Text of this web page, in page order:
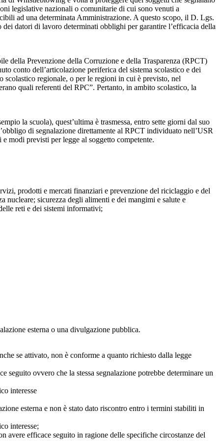
legislative nazionali o comunitarie di cui sono venuti a
ad una determinata Amministrazione. A questo scopo, il D. Lgs.
dei datori di lavoro determinati obblighi per garantire l’efficacia della
della Prevenzione della Corruzione e della Trasparenza (RPCT)
conto dell’articolazione periferica del sistema scolastico e dei
regionale, o per le regioni in cui è previsto, nel
quali referenti del RPC”. Pertanto, in ambito scolastico, la
la scuola), quest’ultima è trasmessa, entro sette giorni dal suo
di segnalazione direttamente al RPCT individuato nell’USR
modi previsti per legge al soggetto competente.
prodotti e mercati finanziari e prevenzione del riciclaggio e del
nucleare; sicurezza degli alimenti e dei mangimi e salute e
reti e dei sistemi informativi;
esterna o una divulgazione pubblica.
se attivato, non è conforme a quanto richiesto dalla legge
seguito ovvero che la stessa segnalazione potrebbe determinare un
interesse
esterna e non è stato dato riscontro entro i termini stabiliti in
interesse;
avere efficace seguito in ragione delle specifiche circostanze del